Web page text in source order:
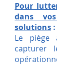
Pour
dans
solutions :
Le piège
capturer